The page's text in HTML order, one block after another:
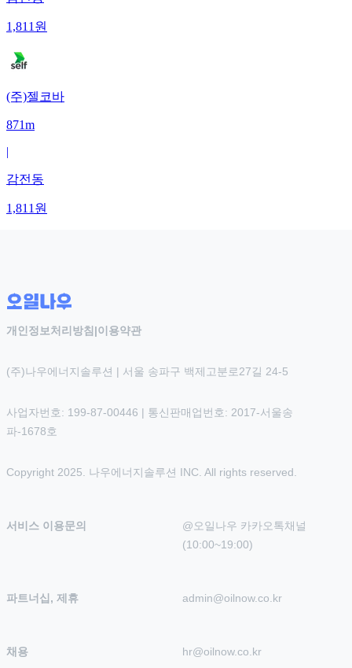
1,811원
(주)젤코바
871m
|
감전동
1,811원
개인정보처리방침 |이용약관
(주)나우에너지솔루션 | 서울 송파구 백제고분로27길 24-5
사업자번호: 199-87-00446 | 통신판매업번호: 2017-서울송
파-1678호
Copyright 2025. 나우에너지솔루션 INC. All rights reserved.
서비스 이용문의
@오일나우 카카오톡채널
(10:00~19:00)
파트너십, 제휴 admin@oilnow.co.kr
채용 hr@oilnow.co.kr